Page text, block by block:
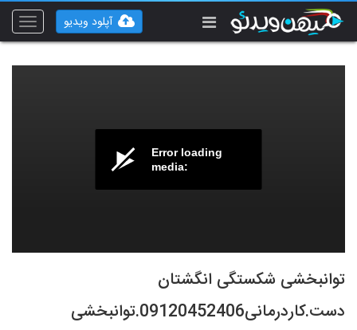
Toggle
آپلود ویدیو
Error loading
media:
توانبخشی شکستگی انگشتان
دست.کاردرمانی09120452406.توانبخشی